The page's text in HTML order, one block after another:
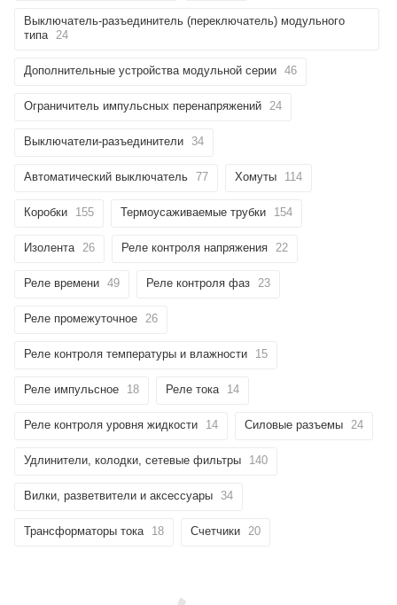
Выключатель-разъединитель (переключатель) модульного
типа 24
Дополнительные устройства модульной серии 46
Ограничитель импульсных перенапряжений 24
Выключатели-разъединители 34
Автоматический выключатель 77 Хомуты 114
Коробки 155 Термоусаживаемые трубки 154
Изолента 26 Реле контроля напряжения 22
Реле времени 49 Реле контроля фаз 23
Реле промежуточное 26
Реле контроля температуры и влажности 15
Реле импульсное 18 Реле тока 14
Реле контроля уровня жидкости 14 Силовые разъемы 24
Удлинители, колодки, сетевые фильтры 140
Вилки, разветвители и аксессуары 34
Трансформаторы тока 18 Счетчики 20